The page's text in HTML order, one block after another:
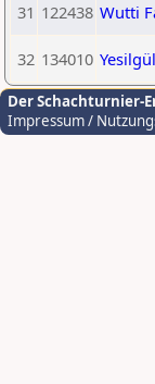
31 122438 Wutti
32 134010
Der Schachturnier-
Impressum /